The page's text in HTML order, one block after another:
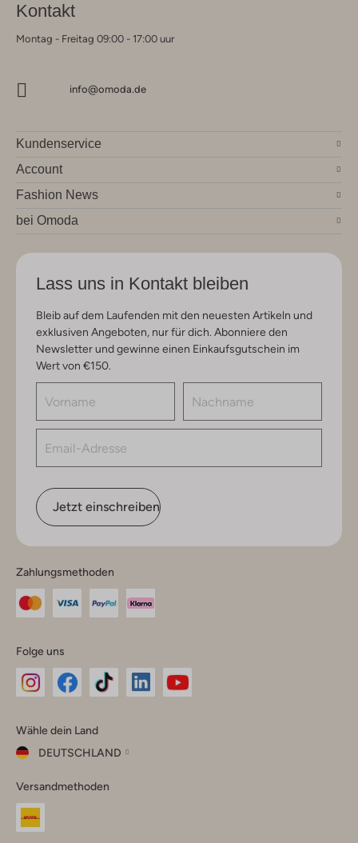
Kontakt
Montag - Freitag 09:00 - 17:00 uur
info@omoda.de
Kundenservice
Account
Fashion News
bei Omoda
Lass uns in Kontakt bleiben
Bleib auf dem Laufenden mit den neuesten Artikeln und
exklusiven Angeboten, nur für dich. Abonniere den
Newsletter und gewinne einen Einkaufsgutschein im
Wert von €150.
Jetzt einschreiben
Zahlungsmethoden
Folge uns
Instagram
Facebook
TikTok
Wähle dein Land
DEUTSCHLAND
dein
Land
Versandmethoden